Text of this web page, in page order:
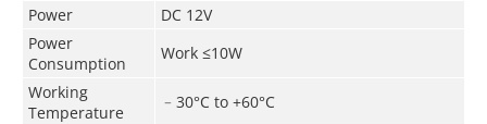
Power
DC 12V
Power
Consumption
Work ≤10W
Working
Temperature
﹣30°C to +60°C